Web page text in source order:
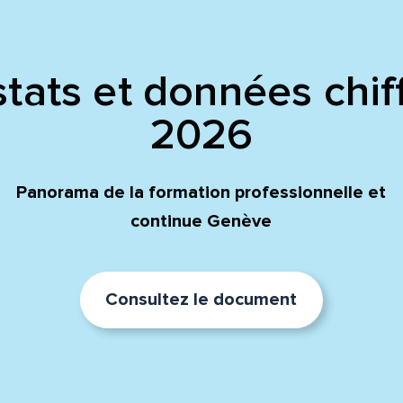
et données
2026
Panorama de la formation professionnelle et
continue Genève
Consultez le document